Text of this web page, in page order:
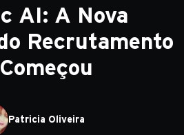
AI: A Nova
Recrutamento
Patricia Oliveira